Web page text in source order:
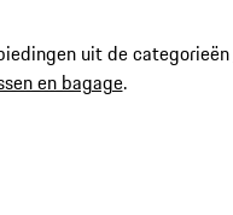
uit de categorieën
en bagage.